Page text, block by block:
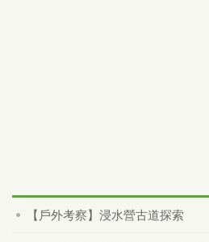
【戶外考察】浸水營古道探索